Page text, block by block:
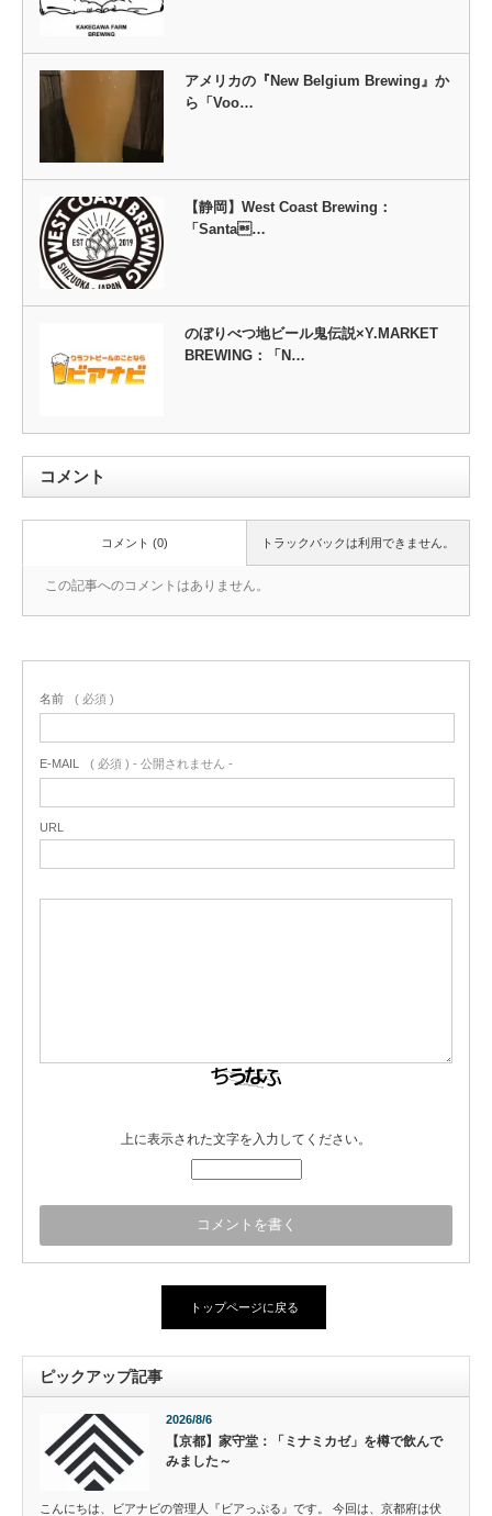
アメリカの『New Belgium Brewing』か
ら「Voo…
【静岡】West Coast Brewing：
「Santa…
のぼりべつ地ビール鬼伝説×Y.MARKET
BREWING：「N…
コメント
トラックバックは利用できません。
コメント (0)
この記事へのコメントはありません。
名前 ( 必須 )
E-MAIL ( 必須 ) - 公開されません -
URL
上に表示された文字を入力してください。
トップページに戻る
ピックアップ記事
2026/8/6
【京都】家守堂：「ミナミカゼ」を樽で飲んで
みました～
こんにちは、ビアナビの管理人『ビアっぷる』です。 今回は、京都府は伏